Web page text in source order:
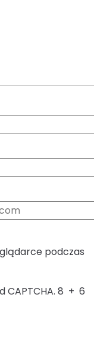
podczas
CAPTCHA. 8 + 6